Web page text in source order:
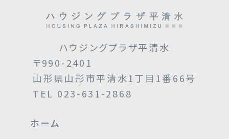
ハウジングプラザ平清水
〒990-2401
山形県山形市平清水1丁目1番66号
TEL 023-631-2868
ホーム